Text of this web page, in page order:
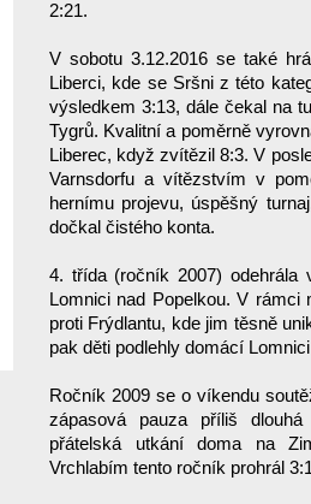
2:21.
V sobotu 3.12.2016 se také
Liberci, kde se Sršni z této
výsledkem 3:13, dále čekal na
Tygrů. Kvalitní a poměrně
Liberec, když zvítězil 8:3. V
Varnsdorfu a vítězstvím v
hernímu projevu, úspěšný
dočkal čistého konta.
4. třída (ročník 2007) odehrála
Lomnici nad Popelkou. V rámci
proti Frýdlantu, kde jim těsně
pak děti podlehly domácí
Ročník 2009 se o víkendu
zápasová pauza příliš
přátelská utkání doma na
Vrchlabím tento ročník prohrál